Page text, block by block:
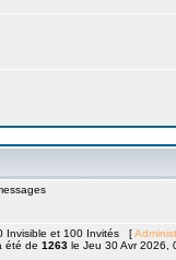
Invisible et 100 Invités [
été de 1263 le Jeu 30 Avr 2026,